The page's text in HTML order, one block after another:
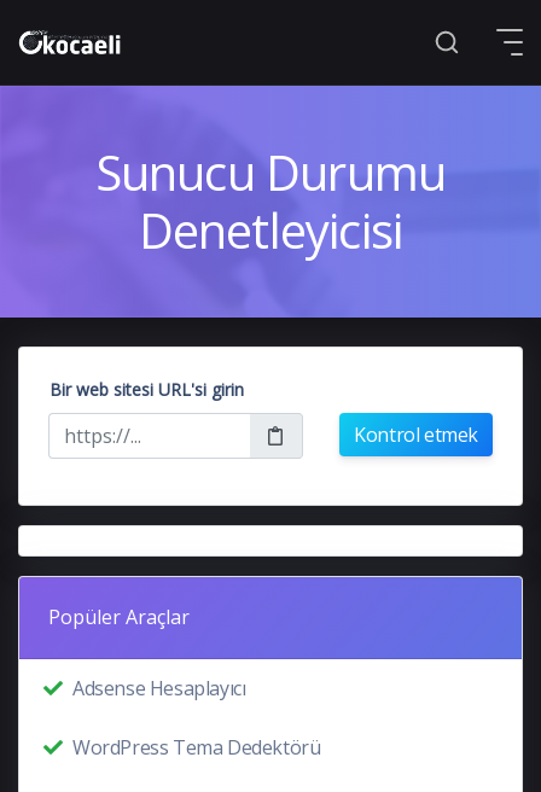
Sunucu Durumu
Denetleyicisi
Bir web sitesi URL'si girin
Kontrol etmek
Popüler Araçlar
Adsense Hesaplayıcı
WordPress Tema Dedektörü